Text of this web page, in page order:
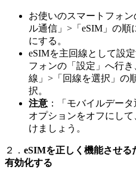
お使いのスマートフォ
ル通信」>「eSIM」の順
にする。
eSIMを主回線として設
フォンの「設定」へ行
線」>「回線を選択」の
択。
注意 ：「モバイルデー
オプションをオフにし
けましょう。
２． eSIMを正しく機能させ
有効化する